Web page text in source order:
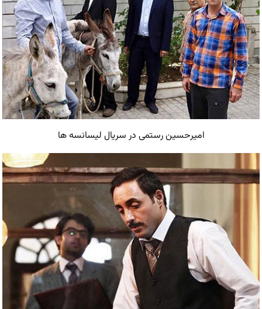
امیرحسین رستمی در سریال لیسانسه ها